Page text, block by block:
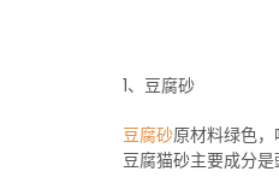
1、豆腐砂
豆腐砂原材料绿色
豆腐猫砂主要成分